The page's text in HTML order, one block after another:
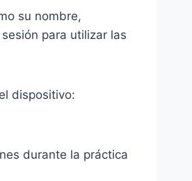
su nombre,
para utilizar las
dispositivo:
durante la práctica